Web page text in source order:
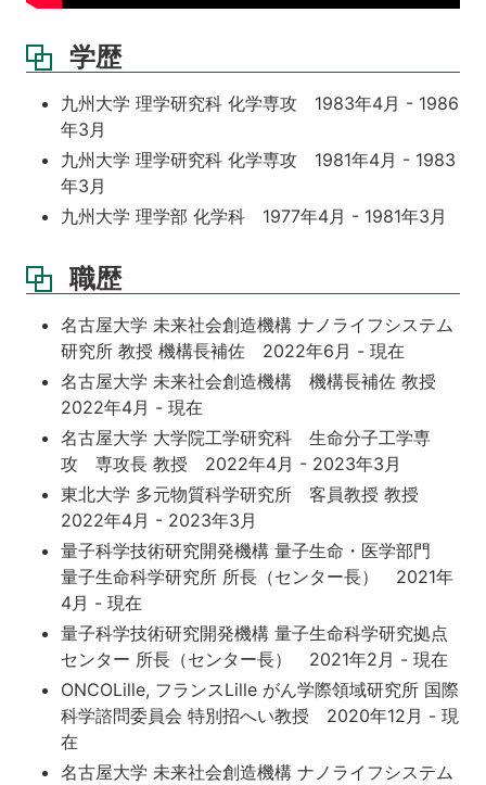
学歴
九州大学 理学研究科 化学専攻 1983年4月 - 1986
年3月
九州大学 理学研究科 化学専攻 1981年4月 - 1983
年3月
九州大学 理学部 化学科 1977年4月 - 1981年3月
職歴
名古屋大学 未来社会創造機構 ナノライフシステム
研究所 教授 機構長補佐 2022年6月 - 現在
名古屋大学 未来社会創造機構 機構長補佐 教授
2022年4月 - 現在
名古屋大学 大学院工学研究科 生命分子工学専
攻 専攻長 教授 2022年4月 - 2023年3月
東北大学 多元物質科学研究所 客員教授 教授
2022年4月 - 2023年3月
量子科学技術研究開発機構 量子生命・医学部門
量子生命科学研究所 所長（センター長） 2021年
4月 - 現在
量子科学技術研究開発機構 量子生命科学研究拠点
センター 所長（センター長） 2021年2月 - 現在
ONCOLille, フランスLille がん学際領域研究所 国際
科学諮問委員会 特別招へい教授 2020年12月 - 現
在
名古屋大学 未来社会創造機構 ナノライフシステム